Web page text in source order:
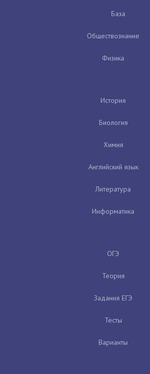
База
Обществознание
Физика
История
Биология
Химия
Английский язык
Литература
Информатика
ОГЭ
Теория
Задания ЕГЭ
Тесты
Варианты